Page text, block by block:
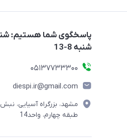
شنبه 8-13
05137733300
diespi.ir@gmail.com
طبقه چهارم، واحد14